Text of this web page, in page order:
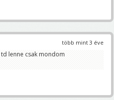
több mint 3 éve
lenne csak mondom